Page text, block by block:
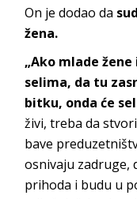
On je dodao da
žena.
„Ako mlade
selima, da tu
bitku, onda će
živi, treba da
bave
osnivaju zadruge,
prihoda i budu u